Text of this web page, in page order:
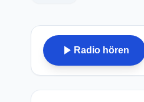
play_arrow Radio hören